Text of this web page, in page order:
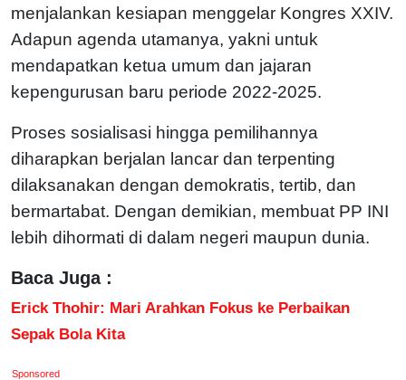
menjalankan kesiapan menggelar Kongres XXIV.
Adapun agenda utamanya, yakni untuk
mendapatkan ketua umum dan jajaran
kepengurusan baru periode 2022-2025.
Proses sosialisasi hingga pemilihannya
diharapkan berjalan lancar dan terpenting
dilaksanakan dengan demokratis, tertib, dan
bermartabat. Dengan demikian, membuat PP INI
lebih dihormati di dalam negeri maupun dunia.
Baca Juga :
Erick Thohir: Mari Arahkan Fokus ke Perbaikan
Sepak Bola Kita
Sponsored